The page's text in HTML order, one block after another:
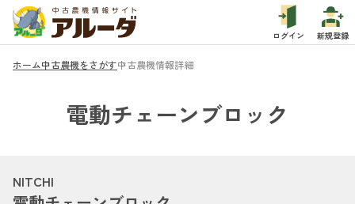
ログイン 新規登録
ホーム中古農機をさがす中古農機情報詳細
電動チェーンブロック
NITCHI